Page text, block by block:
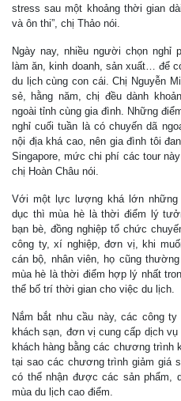
stress sau một khoảng thời gian
và ôn thi”, chị Thảo nói.
Ngày nay, nhiều người chọn nghỉ
làm ăn, kinh doanh, sản xuất… để
du lịch cùng con cái. Chị Nguyễn
sẻ, hằng năm, chị đều dành
ngoài tỉnh cùng gia đình. Những
nghỉ cuối tuần là có chuyến dã
nội địa khá cao, nên gia đình tôi
Singapore, mức chi phí các tour
chị Hoàn Châu nói.
Với một lực lượng khá lớn những
dục thì mùa hè là thời điểm lý
bạn bè, đồng nghiệp tổ chức
công ty, xí nghiệp, đơn vị, khi
cán bộ, nhân viên, họ cũng
mùa hè là thời điểm hợp lý nhất
thể bố trí thời gian cho việc du lịch.
Nắm bắt nhu cầu này, các công
khách sạn, đơn vị cung cấp dịch
khách hàng bằng các chương trình
tại sao các chương trình giảm giá
có thể nhận được các sản phẩm,
mùa du lịch cao điểm.